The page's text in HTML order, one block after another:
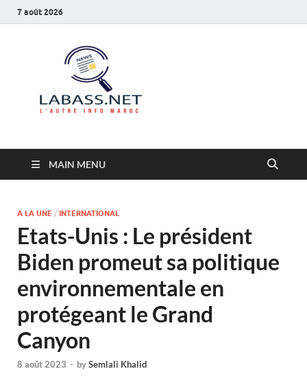
7 août 2026
MAIN MENU
A LA UNE / INTERNATIONAL
Etats-Unis : Le président
Biden promeut sa politique
environnementale en
protégeant le Grand
Canyon
8 août 2023 - bySemlali Khalid